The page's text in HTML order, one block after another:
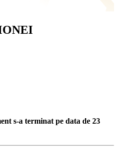
s-a terminat pe data de 23